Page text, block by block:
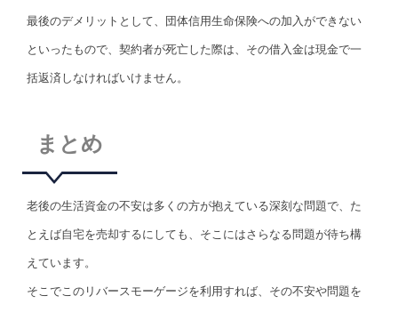
最後のデメリットとして、団体信用生命保険への加入ができない
といったもので、契約者が死亡した際は、その借入金は現金で一
括返済しなければいけません。
まとめ
老後の生活資金の不安は多くの方が抱えている深刻な問題で、た
とえば自宅を売却するにしても、そこにはさらなる問題が待ち構
えています。
そこでこのリバースモーゲージを利用すれば、その不安や問題を